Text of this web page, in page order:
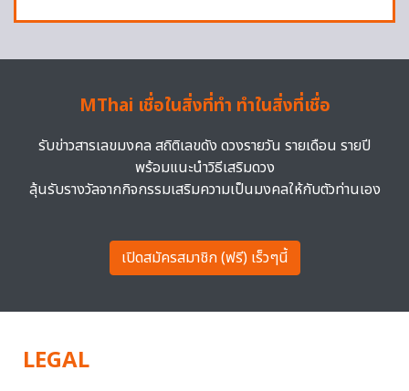
MThai เชื่อในสิ่งที่ทำ ทำในสิ่งที่เชื่อ
รับข่าวสารเลขมงคล สถิติเลขดัง ดวงรายวัน รายเดือน รายปี
พร้อมแนะนำวิธีเสริมดวง
ลุ้นรับรางวัลจากกิจกรรมเสริมความเป็นมงคลให้กับตัวท่านเอง
เปิดสมัครสมาชิก (ฟรี) เร็วๆนี้
LEGAL